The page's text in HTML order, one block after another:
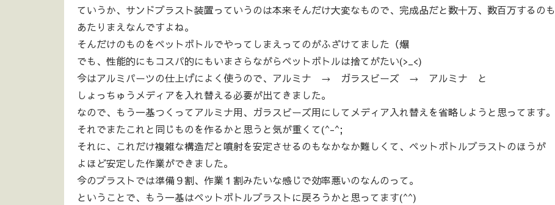
ていうか、サンドブラスト装置っていうのは本来そんだけ大変なもので、完成品だと数十万、数百万するのも
あたりまえなんですよね。
そんだけのものをペットボトルでやってしまえってのがふざけてました（爆
でも、性能的にもコスパ的にもいまさらながらペットボトルは捨てがたい(>_<)
今はアルミパーツの仕上げによく使うので、アルミナ → ガラスビーズ → アルミナ と
しょっちゅうメディアを入れ替える必要が出てきました。
なので、もう一基つくってアルミナ用、ガラスビーズ用にしてメディア入れ替えを省略しようと思ってます。
それでまたこれと同じものを作るかと思うと気が重くて(^-^;
それに、これだけ複雑な構造だと噴射を安定させるのもなかなか難しくて、ペットボトルブラストのほうが
よほど安定した作業ができました。
今のブラストでは準備９割、作業１割みたいな感じで効率悪いのなんのって。
ということで、もう一基はペットボトルブラストに戻ろうかと思ってます(^^)